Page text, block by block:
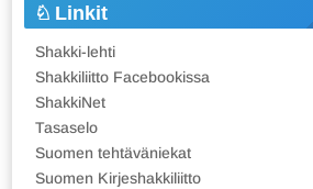
Linkit
Shakki-lehti
Shakkiliitto Facebookissa
ShakkiNet
Tasaselo
Suomen tehtäväniekat
Suomen Kirjeshakkiliitto